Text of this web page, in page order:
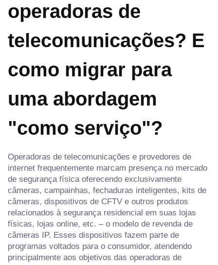
operadoras de
telecomunicações? E
como migrar para
uma abordagem
"como serviço"?
Operadoras de telecomunicações e provedores de
internet frequentemente marcam presença no mercado
de segurança física oferecendo exclusivamente
câmeras, campainhas, fechaduras inteligentes, kits de
câmeras, dispositivos de CFTV e outros produtos
relacionados à segurança residencial em suas lojas
físicas, lojas online, etc. – o modelo de revenda de
câmeras IP. Esses dispositivos fazem parte de
programas voltados para o consumidor, atendendo
principalmente aos objetivos das operadoras de